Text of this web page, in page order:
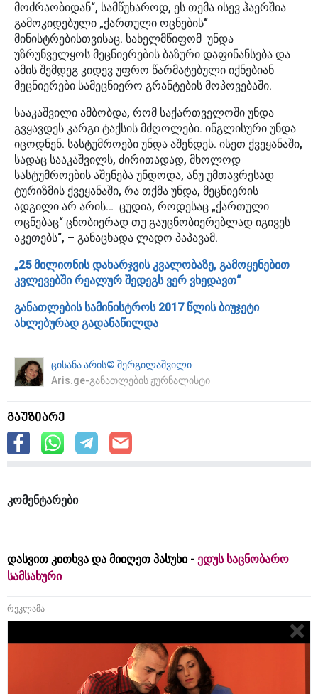
მოძრაობიდან“, სამწუხაროდ, ეს თემა ისევ ჰაერშია
გამოკიდებული „ქართული ოცნების“
მინისტრებისთვისაც. სახელმწიფომ უნდა
უზრუნველყოს მეცნიერების ბაზური დაფინანსება და
ამის შემდეგ კიდევ უფრო წარმატებული იქნებიან
მეცნიერები სამეცნიერო გრანტების მოპოვებაში.
სააკაშვილი ამბობდა, რომ საქართველოში უნდა
გვყავდეს კარგი ტაქსის მძღოლები. ინგლისური უნდა
იცოდნენ. სასტუმროები უნდა აშენდეს. ისეთ ქვეყანაში,
სადაც სააკაშვილს, ძირითადად, მხოლოდ
სასტუმროების აშენება უნდოდა, ანუ უმთავრესად
ტურიზმის ქვეყანაში, რა თქმა უნდა, მეცნიერის
ადგილი არ არის… ცუდია, როდესაც „ქართული
ოცნებაც“ ცნობიერად თუ გაუცნობიერებლად იგივეს
აკეთებს“, – განაცხადა ლადო პაპავამ.
„25 მილიონის დახარჯვის კვალობაზე, გამოყენებით
კვლევებში რეალურ შედეგს ვერ ვხედავთ“
განათლების სამინისტროს 2017 წლის ბიუჯეტი
ახლებურად გადანაწილდა
ცისანა არის© შერგილაშვილი
Aris.ge-განათლების ჟურნალისტი
გაუზიარე
კომენტარები
დასვით კითხვა და მიიღეთ პასუხი - ედუს საცნობარო
სამსახური
რეკლამა